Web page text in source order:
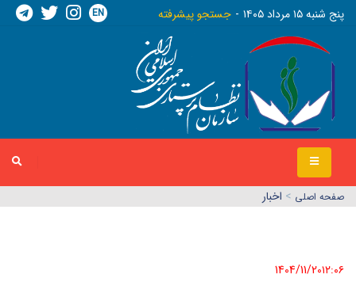
پنج شنبه ١٥ مرداد ١٤٠٥ جستجو پیشرفته EN
صفحه اصلي > اخبار
1404/11/20١٢:٠٦